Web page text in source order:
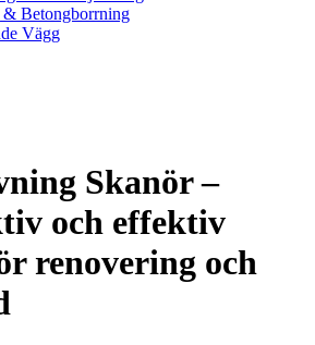
Betongborrning
Vägg
Skanör –
och effektiv
renovering och